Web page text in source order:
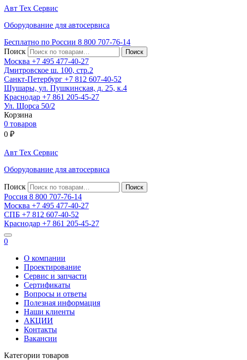
Авт Тех Сервис
Оборудование для автосервиса
Бесплатно по России 8 800 707-76-14
Поиск
Москва +7 495 477-40-27
Дмитровское ш. 100, стр.2
Санкт-Петербург +7 812 607-40-52
Шушары, ул. Пушкинская, д. 25, к.4
Краснодар +7 861 205-45-27
Ул. Щорса 50/2
Корзина
0 товаров
0 ₽
Авт Тех Сервис
Оборудование для автосервиса
Поиск
Россия 8 800 707-76-14
Москва +7 495 477-40-27
СПБ +7 812 607-40-52
Краснодар +7 861 205-45-27
0
О компании
Проектирование
Сервис и запчасти
Сертификаты
Вопросы и ответы
Полезная информация
Наши клиенты
АКЦИИ
Контакты
Вакансии
Категории товаров